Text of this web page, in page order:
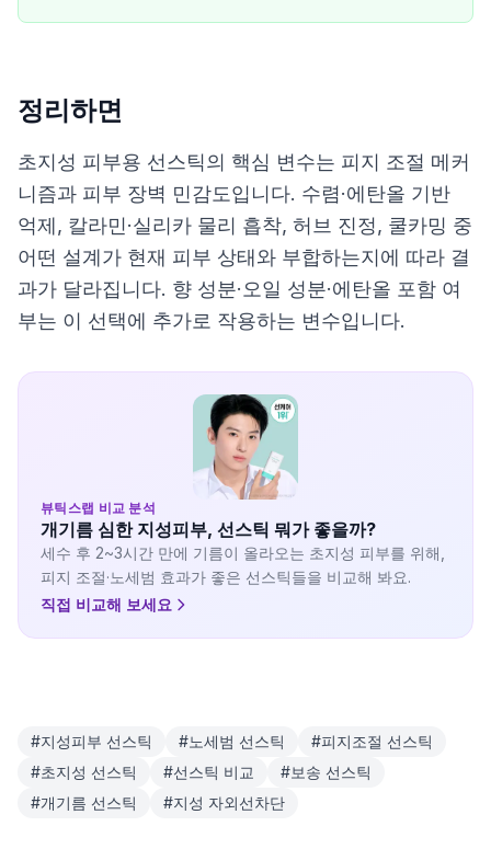
정리하면
초지성 피부용 선스틱의 핵심 변수는 피지 조절 메커
니즘과 피부 장벽 민감도입니다. 수렴·에탄올 기반
억제, 칼라민·실리카 물리 흡착, 허브 진정, 쿨카밍 중
어떤 설계가 현재 피부 상태와 부합하는지에 따라 결
과가 달라집니다. 향 성분·오일 성분·에탄올 포함 여
부는 이 선택에 추가로 작용하는 변수입니다.
뷰틱스랩 비교 분석
개기름 심한 지성피부, 선스틱 뭐가 좋을까?
세수 후 2~3시간 만에 기름이 올라오는 초지성 피부를 위해,
피지 조절·노세범 효과가 좋은 선스틱들을 비교해 봐요.
직접 비교해 보세요
#지성피부 선스틱 #노세범 선스틱 #피지조절 선스틱
#초지성 선스틱 #선스틱 비교 #보송 선스틱
#개기름 선스틱 #지성 자외선차단